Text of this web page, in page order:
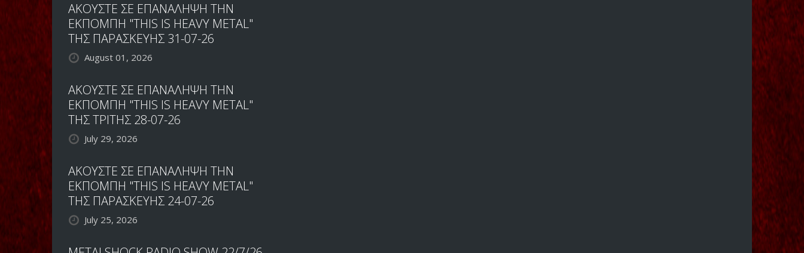
ΑΚΟΥΣΤΕ ΣΕ ΕΠΑΝΑΛΗΨΗ ΤΗΝ
ΕΚΠΟΜΠΗ "THIS IS HEAVY METAL"
ΤΗΣ ΠΑΡΑΣΚΕΥΗΣ 31-07-26
August 01, 2026
ΑΚΟΥΣΤΕ ΣΕ ΕΠΑΝΑΛΗΨΗ ΤΗΝ
ΕΚΠΟΜΠΗ "THIS IS HEAVY METAL"
ΤΗΣ ΤΡΙΤΗΣ 28-07-26
July 29, 2026
ΑΚΟΥΣΤΕ ΣΕ ΕΠΑΝΑΛΗΨΗ ΤΗΝ
ΕΚΠΟΜΠΗ "THIS IS HEAVY METAL"
ΤΗΣ ΠΑΡΑΣΚΕΥΗΣ 24-07-26
July 25, 2026